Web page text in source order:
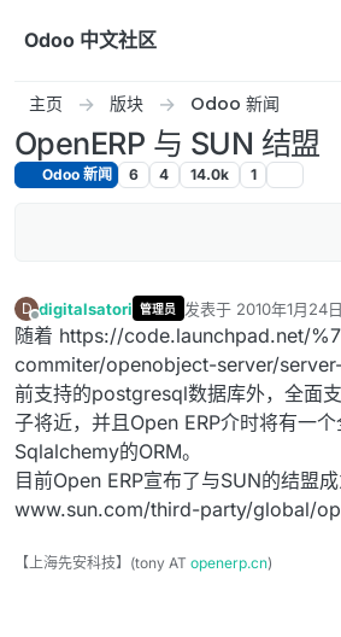
Odoo 中文社区
主页 版块 Odoo 新闻
OpenERP 与 SUN 结盟
Odoo 新闻 6 4 14.0k 1
D
离线
digitalsatori 管理员 发表于 2010年1月24
最后由 编辑
随着 https://code.launchpad.net/
commiter/openobject-server/server-
前支持的postgresql数据库外，全面
子将近，并且Open ERP介时将有一
Sqlalchemy的ORM。
目前Open ERP宣布了与SUN的结盟成
www.sun.com/third-party/global/
【上海先安科技】(tony AT openerp.cn)